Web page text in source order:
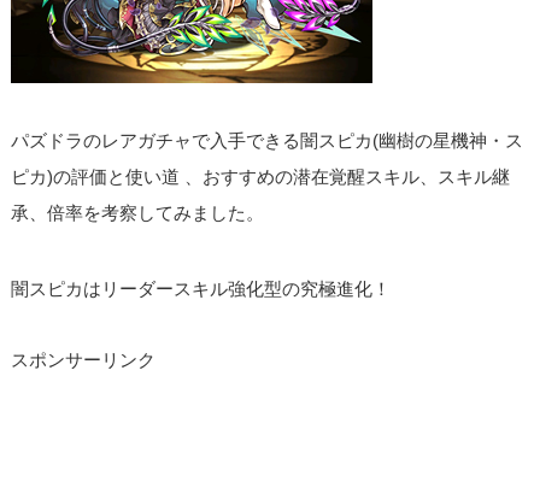
パズドラのレアガチャで入手できる闇スピカ(幽樹の星機神・ス
ピカ)の評価と使い道 、おすすめの潜在覚醒スキル、スキル継
承、倍率を考察してみました。
闇スピカはリーダースキル強化型の究極進化！
スポンサーリンク